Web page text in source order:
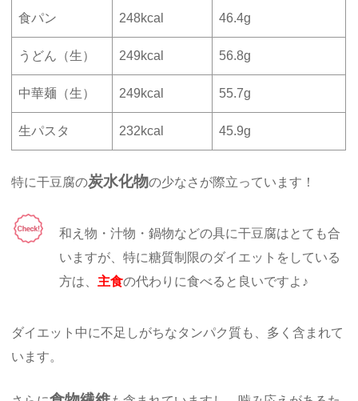
食パン 248kcal 46.4g
うどん（生） 249kcal 56.8g
中華麺（生） 249kcal 55.7g
生パスタ 232kcal 45.9g
特に干豆腐の炭水化物の少なさが際立っています！
和え物・汁物・鍋物などの具に干豆腐はとても合
いますが、特に糖質制限のダイエットをしている
方は、 主食の代わりに食べると良いですよ♪
ダイエット中に不足しがちなタンパク質も、多く含まれて
います。